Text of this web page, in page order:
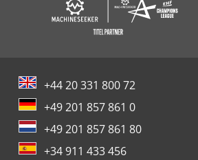
+44 20 331 800 72
+49 201 857 861 0
+49 201 857 861 80
+34 911 433 456